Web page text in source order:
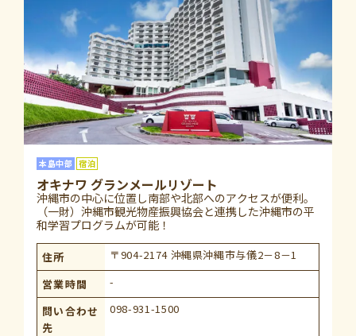
本島中部 宿泊
オキナワ グランメールリゾート
沖縄市の中心に位置し南部や北部へのアクセスが便利。
（一財）沖縄市観光物産振興協会と連携した沖縄市の平
和学習プログラムが可能！
住所
〒904-2174 沖縄県沖縄市与儀2－8－1
営業時間
-
問い合わせ
先
098-931-1500